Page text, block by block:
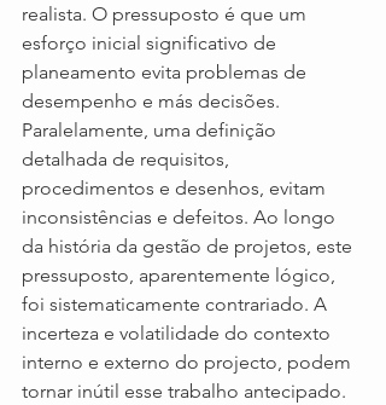
realista. O pressuposto é que um
esforço inicial significativo de
planeamento evita problemas de
desempenho e más decisões.
Paralelamente, uma definição
detalhada de requisitos,
procedimentos e desenhos, evitam
inconsistências e defeitos. Ao longo
da história da gestão de projetos, este
pressuposto, aparentemente lógico,
foi sistematicamente contrariado. A
incerteza e volatilidade do contexto
interno e externo do projecto, podem
tornar inútil esse trabalho antecipado.